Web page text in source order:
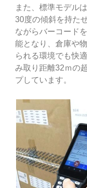
また、標準モデル
30度の傾斜を持た
ながらバーコード
能となり、倉庫や
られる環境でも快
み取り距離32ｍの
プしています。